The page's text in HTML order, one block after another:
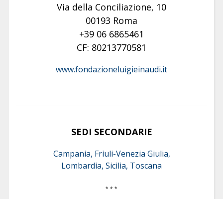
Via della Conciliazione, 10
00193 Roma
+39 06 6865461
CF: 80213770581
www.fondazioneluigieinaudi.it
SEDI SECONDARIE
Campania, Friuli-Venezia Giulia,
Lombardia, Sicilia, Toscana
* * *